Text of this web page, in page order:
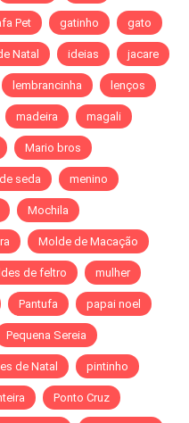
Pet gatinho gato
Natal ideias jacare
lembrancinha lenços
madeira magali
Mario bros
seda menino
Mochila
Molde de Macação
de feltro mulher
Pantufa papai noel
Pequena Sereia
de Natal pintinho
Ponto Cruz